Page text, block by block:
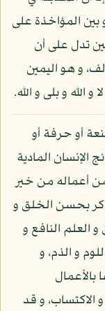
بين المؤاخذة على
تدل على أن
و هو اليمين
و بلى و الله.
أو حرفة أو
الإنسان المادية
أعماله من خير
بحسن الخلق و
النافع و
و الذم، و
بالأعمال
و قد